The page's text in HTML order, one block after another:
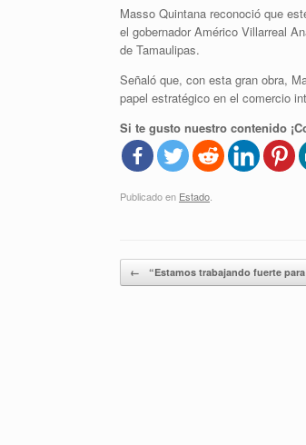
Masso Quintana reconoció que
el gobernador Américo Villarreal
de Tamaulipas.
Señaló que, con esta gran obra,
papel estratégico en el comercio
Si te gusto nuestro contenido
Publicado en Estado
Navegador de artículos
← “Estamos trabajando fuerte